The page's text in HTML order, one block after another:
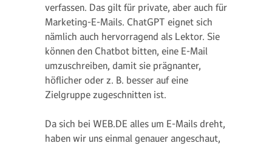
verfassen. Das gilt für private, aber auch für
Marketing-E-Mails. ChatGPT eignet sich
nämlich auch hervorragend als Lektor. Sie
können den Chatbot bitten, eine E-Mail
umzuschreiben, damit sie prägnanter,
höflicher oder z. B. besser auf eine
Zielgruppe zugeschnitten ist.
Da sich bei WEB.DE alles um E-Mails dreht,
haben wir uns einmal genauer angeschaut,